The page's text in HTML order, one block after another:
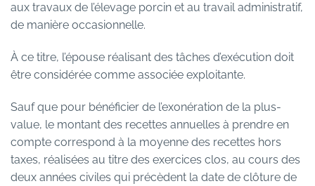
aux travaux de l’élevage porcin et au travail administratif,
de manière occasionnelle.
À ce titre, l’épouse réalisant des tâches d’exécution doit
être considérée comme associée exploitante.
Sauf que pour bénéficier de l’exonération de la plus-
value, le montant des recettes annuelles à prendre en
compte correspond à la moyenne des recettes hors
taxes, réalisées au titre des exercices clos, au cours des
deux années civiles qui précèdent la date de clôture de